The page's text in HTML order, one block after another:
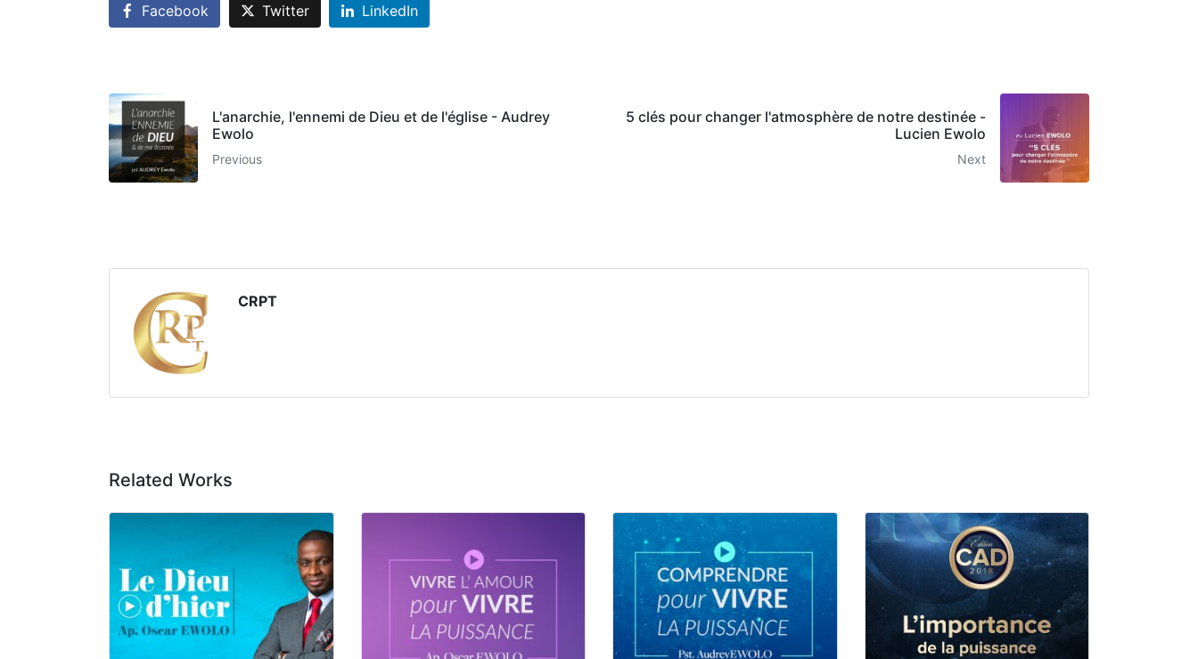
Facebook Twitter LinkedIn
L'anarchie, l'ennemi de Dieu et de l'église - Audrey
Ewolo
Previous
5 clés pour changer l'atmosphère de notre destinée -
Lucien Ewolo
Next
CRPT
Related Works